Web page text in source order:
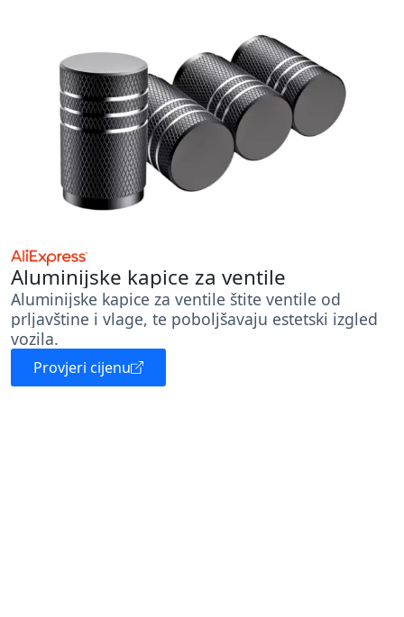
Aluminijske kapice za ventile
Aluminijske kapice za ventile štite ventile od
prljavštine i vlage, te poboljšavaju estetski izgled
vozila.
Provjeri cijenu